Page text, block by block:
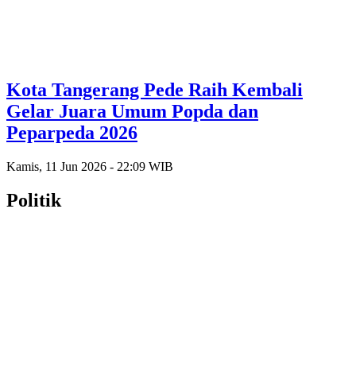
Kota Tangerang Pede Raih Kembali
Gelar Juara Umum Popda dan
Peparpeda 2026
Kamis, 11 Jun 2026 - 22:09 WIB
Politik